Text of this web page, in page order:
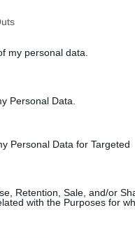
my personal data.
Personal Data.
Personal Data for Targeted
Retention, Sale, and/or
with the Purposes for
dedicato,
premi e dei
dimostrazione
davvero la
solo un
costruire